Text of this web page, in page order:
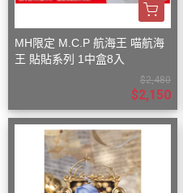
MH限定 M.C.P 航海王 喵航海
王 貼貼系列 1中盒8入
$2,480
$2,150